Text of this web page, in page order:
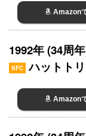
Amazon
1992年 (34周
SFC ハットト
Amazon